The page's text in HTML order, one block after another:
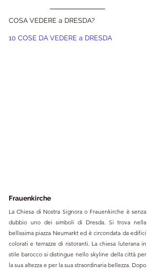
COSA VEDERE a DRESDA?
10 COSE DA VEDERE a DRESDA
Frauenkirche
La Chiesa di Nostra Signora o Frauenkirche è senza
dubbio uno dei simboli di Dresda. Si trova nella
bellissima piazza Neumarkt ed è circondata da edifici
colorati e terrazze di ristoranti. La chiesa luterana in
stile barocco si distingue nello skyline della città per
la sua altezza e per la sua straordinaria bellezza. Dopo